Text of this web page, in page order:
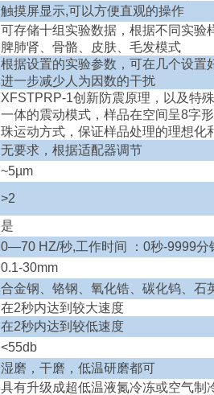
触摸屏显示,可以方便直观的操作
可存储十组实验数据，根据不同实验
脾肺肾、骨骼、皮肤、毛发模式
根据设置的实验参数，可在几个设置
进一步减少人为因数的干扰
XFSTPRP-1创新防震原理，以及特
一体的震动模式，样品在空间呈8字
珠运动方式，保证样品处理的理想化
无要求，根据适配器调节
~5µm
>2
是
0—70 HZ/秒,工作时间 ： 0秒-9999分
0.1-30mm
合金钢、铬钢、氧化锆、碳化钨、石
在2秒内达到 较大速度
在2秒内达到 较低速度
<55db
湿磨，干磨，低温研磨都可
具有升级成超低温液氮冷冻或空气制